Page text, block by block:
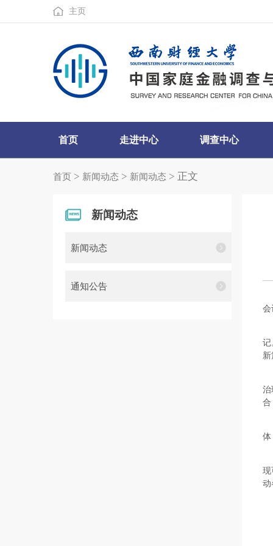
主页
首页 走进中心 调查中心
首页 > 新闻动态 > 新闻动态 > 正文
新闻动态
新闻动态
通知公告
会
记
新
治
合
体
现
动